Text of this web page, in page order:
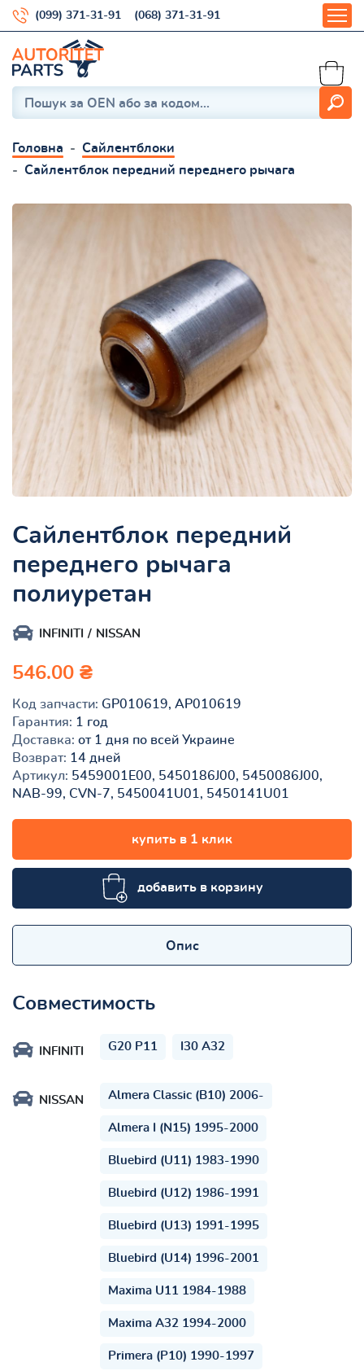
(099) 371-31-91 (068) 371-31-91
Головна
Сайлентблоки
Сайлентблок передний переднего рычага
Сайлентблок передний
переднего рычага
полиуретан
INFINITI NISSAN
546.00 ₴
Код запчасти: GP010619, AP010619
Гарантия: 1 год
Доставка: от 1 дня по всей Украине
Возврат: 14 дней
Артикул: 5459001E00, 5450186J00, 5450086J00,
NAB-99, CVN-7, 5450041U01, 5450141U01
купить в 1 клик
добавить в корзину
Опис
Совместимость
INFINITI G20 P11 I30 A32
NISSAN Almera Classic (B10) 2006-
Almera I (N15) 1995-2000
Bluebird (U11) 1983-1990
Bluebird (U12) 1986-1991
Bluebird (U13) 1991-1995
Bluebird (U14) 1996-2001
Maxima U11 1984-1988
Maxima A32 1994-2000
Primera (P10) 1990-1997